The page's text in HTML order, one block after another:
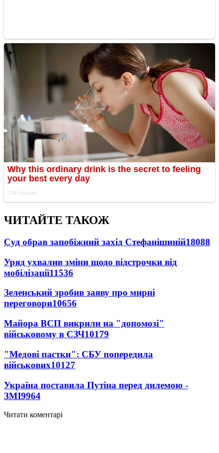
ЧИТАЙТЕ ТАКОЖ
Суд обрав запобіжний захід Стефанішиній18088
Уряд ухвалив зміни щодо відстрочки від
мобілізації11536
Зеленський зробив заяву про мирні
переговори10656
Майора ВСП викрили на "допомозі"
військовому в СЗЧ10179
"Медові пастки": СБУ попередила
військових10127
Україна поставила Путіна перед дилемою -
ЗМІ9964
Читати коментарі